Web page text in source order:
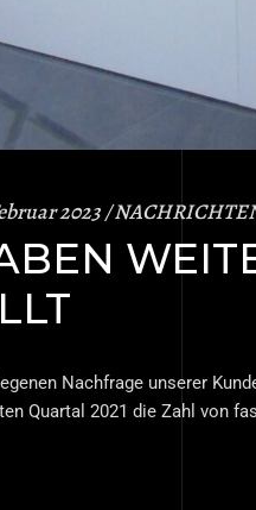
2023
Nachfrage unserer
Quartal 2021 die Zahl von